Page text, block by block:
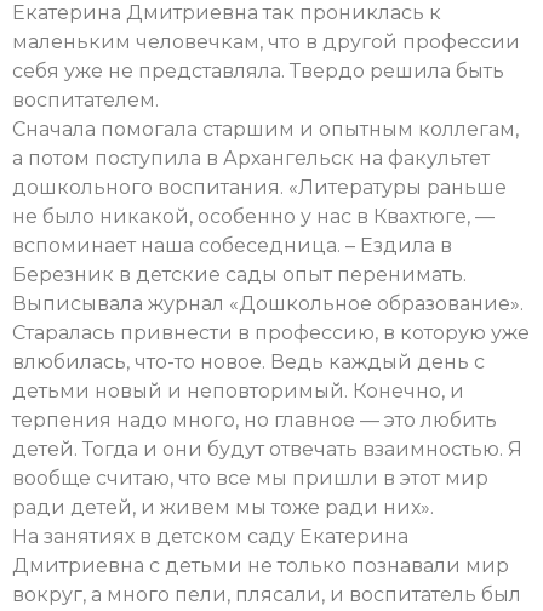
Екатерина Дмитриевна так прониклась к
маленьким человечкам, что в другой профессии
себя уже не представляла. Твердо решила быть
воспитателем.
Сначала помогала старшим и опытным коллегам,
а потом поступила в Архангельск на факультет
дошкольного воспитания. «Литературы раньше
не было никакой, особенно у нас в Квахтюге, —
вспоминает наша собеседница. – Ездила в
Березник в детские сады опыт перенимать.
Выписывала журнал «Дошкольное образование».
Старалась привнести в профессию, в которую уже
влюбилась, что-то новое. Ведь каждый день с
детьми новый и неповторимый. Конечно, и
терпения надо много, но главное — это любить
детей. Тогда и они будут отвечать взаимностью. Я
вообще считаю, что все мы пришли в этот мир
ради детей, и живем мы тоже ради них».
На занятиях в детском саду Екатерина
Дмитриевна с детьми не только познавали мир
вокруг, а много пели, плясали, и воспитатель был